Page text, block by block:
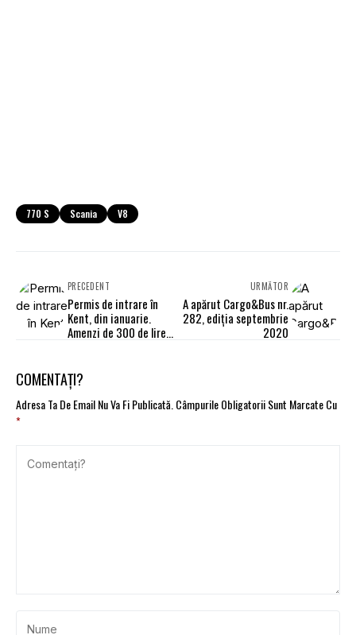
770 S Scania V8
PRECEDENT
Permis de intrare în
Kent, din ianuarie.
Amenzi de 300 de lire
URMĂTOR
A apărut Cargo&Bus nr.
282, ediția septembrie
2020
COMENTAȚI?
Adresa Ta De Email Nu Va Fi Publicată. Câmpurile Obligatorii Sunt Marcate Cu
*